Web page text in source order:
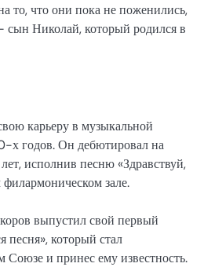
то, что они пока не поженились,
сын Николай, который родился в
карьеру в музыкальной
х годов. Он дебютировал на
исполнив песню «Здравствуй,
зале.
выпустил свой первый
песня», который стал
и принес ему известность.